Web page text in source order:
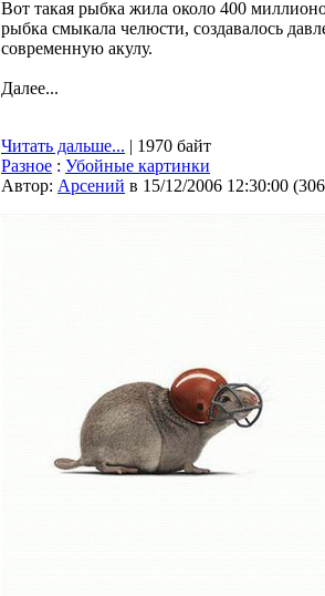
Вот такая рыбка жила около 400
рыбка смыкала челюсти, создавалось
современную акулу.
Далее...
Читать дальше... | 1970 байт
Разное : Убойные картинки
Автор: Арсений в 15/12/2006 12:30:00 (